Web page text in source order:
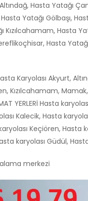
Hasta Yatağı
Yatağı Gölbaşı,
Kızılcahamam, Hasta
Hasta
Karyolası Akyurt,
Kızılcahamam,
YERLERİ Hasta
Kalecik, Hasta
Keçiören, Hasta
karyolası Güdül,
merkezi